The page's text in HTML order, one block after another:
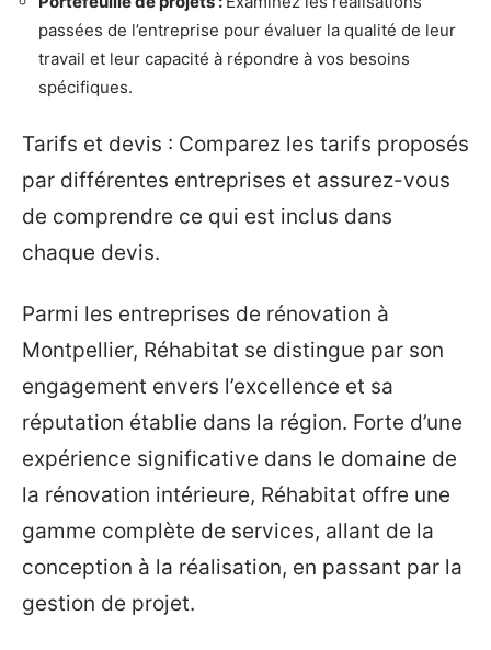
passées de l’entreprise pour évaluer la qualité de leur
travail et leur capacité à répondre à vos besoins
spécifiques.
Tarifs et devis : Comparez les tarifs proposés
par différentes entreprises et assurez-vous
de comprendre ce qui est inclus dans
chaque devis.
Parmi les entreprises de rénovation à
Montpellier, Réhabitat se distingue par son
engagement envers l’excellence et sa
réputation établie dans la région. Forte d’une
expérience significative dans le domaine de
la rénovation intérieure, Réhabitat offre une
gamme complète de services, allant de la
conception à la réalisation, en passant par la
gestion de projet.